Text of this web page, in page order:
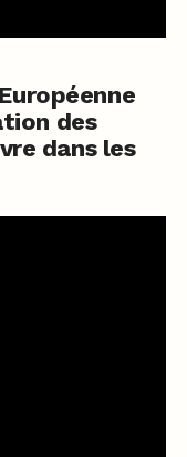
des
dans les